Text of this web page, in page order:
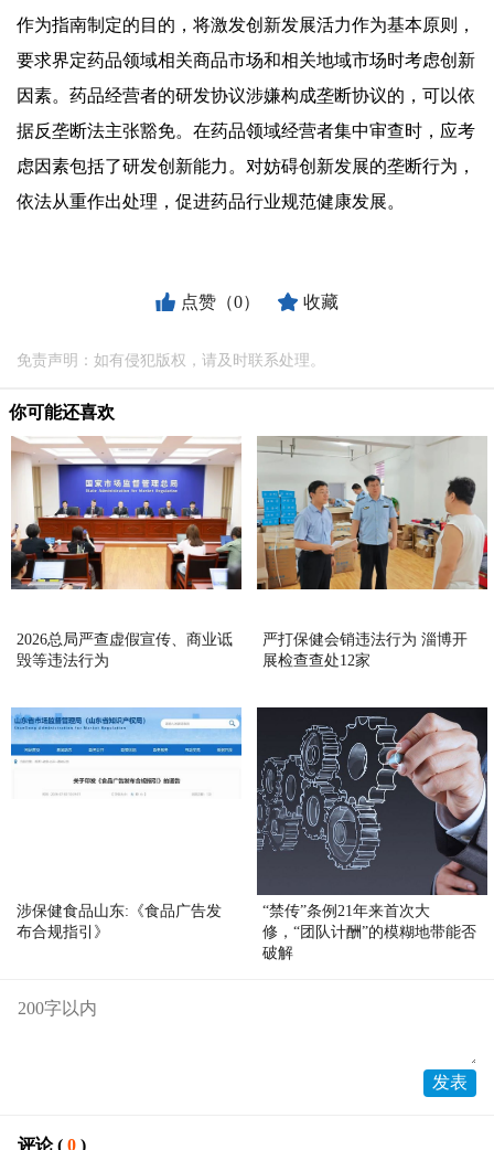
作为指南制定的目的，将激发创新发展活力作为基本原则，
要求界定药品领域相关商品市场和相关地域市场时考虑创新
因素。药品经营者的研发协议涉嫌构成垄断协议的，可以依
据反垄断法主张豁免。在药品领域经营者集中审查时，应考
虑因素包括了研发创新能力。对妨碍创新发展的垄断行为，
依法从重作出处理，促进药品行业规范健康发展。
点赞（0） 收藏
免责声明：如有侵犯版权，请及时联系处理。
你可能还喜欢
2026总局严查虚假宣传、商业诋
毁等违法行为
严打保健会销违法行为 淄博开
展检查查处12家
涉保健食品山东:《食品广告发
布合规指引》
“禁传”条例21年来首次大
修，“团队计酬”的模糊地带能否
破解
评论 ( 0 )